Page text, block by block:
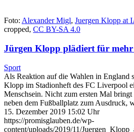
Foto: Alexander Migl, Juergen Klopp at
cropped, CC BY-SA 4.0
Jürgen Klopp plädiert für mehr
Sport
Als Reaktion auf die Wahlen in England
Klopp im Stadionheft des FC Liverpool
Menschsein. Nicht zum ersten Mal
neben dem Fußballplatz zum Ausdruck,
15. Dezember 2019 15:02 Uhr
https://promisglauben.de/wp-
content/uploads/2019/11/